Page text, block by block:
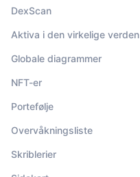
DexScan
Aktiva i den virkelige verden
Globale diagrammer
NFT-er
Portefølje
Overvåkningsliste
Skriblerier